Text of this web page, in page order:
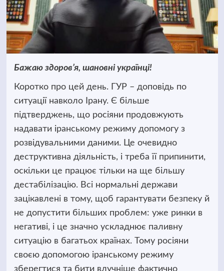
Бажаю здоров’я, шановні українці!
Коротко про цей день. ГУР – доповідь по
ситуації навколо Ірану. Є більше
підтверджень, що росіяни продовжують
надавати іранському режиму допомогу з
розвідувальними даними. Це очевидно
деструктивна діяльність, і треба її припинити,
оскільки це працює тільки на ще більшу
дестабілізацію. Всі нормальні держави
зацікавлені в тому, щоб гарантувати безпеку й
не допустити більших проблем: уже ринки в
негативі, і це значно ускладнює паливну
ситуацію в багатьох країнах. Тому росіяни
своєю допомогою іранському режиму
зберегтися та бити влучніше фактично